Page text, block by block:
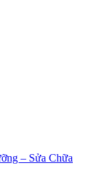
– Sửa Chữa